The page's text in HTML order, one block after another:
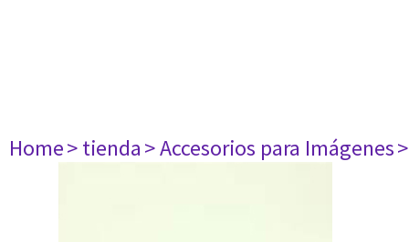
Home> tienda> Accesorios para Imágenes